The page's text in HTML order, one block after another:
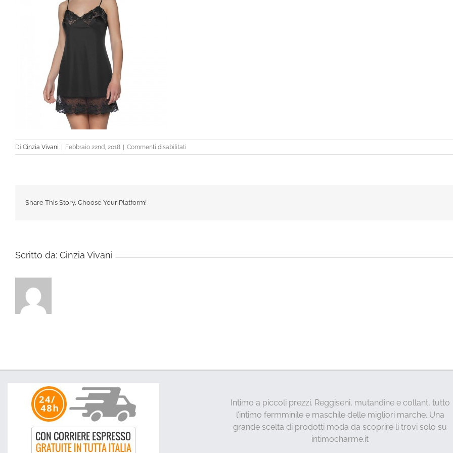
Di Cinzia Vivani Febbraio 22nd, 2018 Commenti disabilitati
Share This Story, Choose Your Platform!
Scritto da: Cinzia Vivani
Intimo a piccoli prezzi. Reggiseni, mutandine e collant, tutto
l’intimo fermminile e maschile delle migliori marche. Una
grande scelta di prodotti moda da scoprire li trovi solo su
intimocharme.it